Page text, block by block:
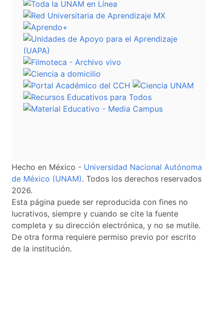
Hecho en México - Universidad Nacional Autónoma
de México (UNAM). Todos los derechos reservados
2026.
Esta página puede ser reproducida con fines no
lucrativos, siempre y cuando se cite la fuente
completa y su dirección electrónica, y no se mutile.
De otra forma requiere permiso previo por escrito
de la institución.